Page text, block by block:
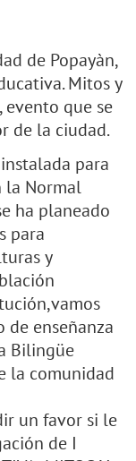
de Popayàn,
Mitos y
que se
de la ciudad.
para
la Normal
ha planeado
para
y
enseñanza
Bilingüe
la comunidad
un favor si le
de I